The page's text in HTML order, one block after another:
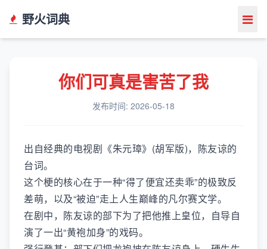
野火词典
你们可真是害苦了我
发布时间: 2026-05-18
出自经典的电视剧《朱元璋》(胡军版)，陈友谅的
台词。
这个梗的核心在于一种“得了便宜还卖乖”的极致反
差萌，以及“被迫”走上人生巅峰的凡尔赛文学。
在剧中，陈友谅的部下为了把他推上皇位，自导自
演了一出“黄袍加身”的戏码。